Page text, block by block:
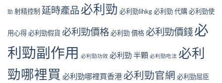
家
測
時
間
線〉
續
用
會
會
失
效？
用
哪
買
必
看
的
安
勁 射精控制 延時產品 必利勁 必利勁lihkg必利勁 代購必利勁使
用心得必利勁假貨必利勁價格必利勁 價格必利勁價錢必
利勁副作用 必利勁功效 必利勁 半顆 必利勁吃法 必利
勁哪裡買 必利勁哪裡買香港必利勁官網 必利勁屈臣